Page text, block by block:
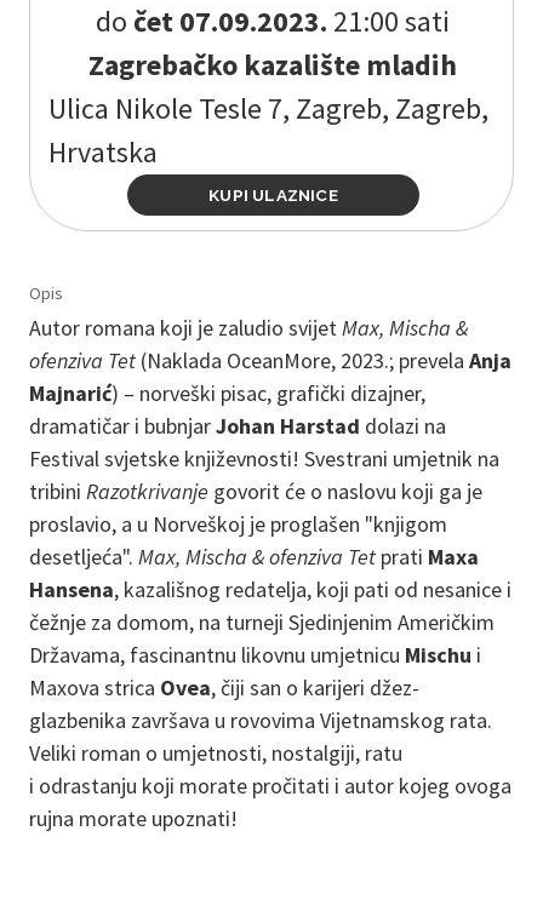
do čet 07.09.2023. 21:00 sati
Zagrebačko kazalište mladih
Ulica Nikole Tesle 7, Zagreb, Zagreb,
Hrvatska
KUPI ULAZNICE
Opis
Autor romana koji je zaludio svijetMax, Mischa &
ofenziva Tet (Naklada OceanMore, 2023.; prevela Anja
Majnarić) – norveški pisac, grafički dizajner,
dramatičar i bubnjarJohan Harstad dolazi na
Festival svjetske književnosti! Svestrani umjetnik na
tribini Razotkrivanje govorit će o naslovu koji ga je
proslavio, a u Norveškoj je proglašen "knjigom
desetljeća". Max, Mischa & ofenziva Tet prati Maxa
Hansena, kazališnog redatelja, koji pati od nesanice i
čežnje za domom, na turneji Sjedinjenim Američkim
Državama, fascinantnu likovnu umjetnicu Mischu i
Maxova strica Ovea, čiji san o karijeri džez-
glazbenika završava u rovovima Vijetnamskog rata.
Veliki roman o umjetnosti, nostalgiji, ratu
i odrastanju koji morate pročitati i autor kojeg ovoga
rujna morate upoznati!